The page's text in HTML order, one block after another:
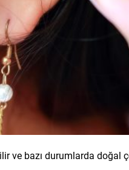
ve bazı durumlarda